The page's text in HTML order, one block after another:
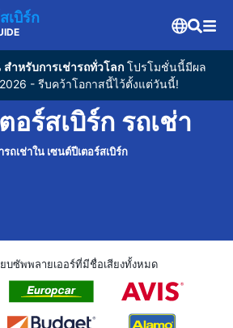
เบิร์ก
ำหรับการเช่ารถทั่วโลกโปรโมชั่นนี้มีผล
- รีบคว้าโอกาสนี้ไว้ตั้งแต่วันนี้!
อร์สเบิร์ก รถเช่า
ถเช่าใน เซนต์ปีเตอร์สเบิร์ก
ยบซัพพลายเออร์ที่มีชื่อเสียงทั้งหมด